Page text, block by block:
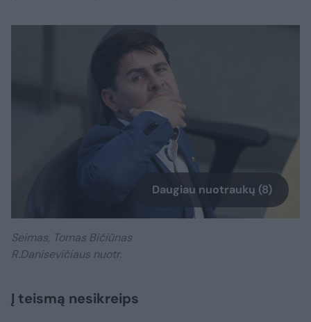
Daugiau nuotraukų (8)
Seimas, Tomas Bičiūnas
R.Danisevičiaus nuotr.
Į teismą nesikreips